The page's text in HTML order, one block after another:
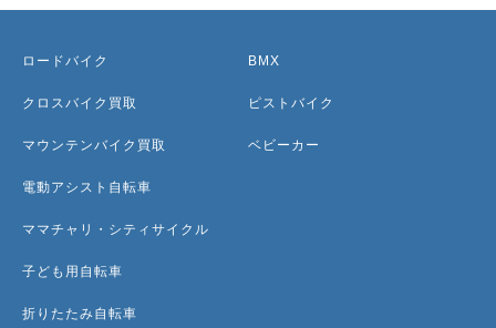
ロードバイク
クロスバイク買取
マウンテンバイク買取
電動アシスト自転車
ママチャリ・シティサイクル
子ども用自転車
折りたたみ自転車
BMX
ピストバイク
ベビーカー